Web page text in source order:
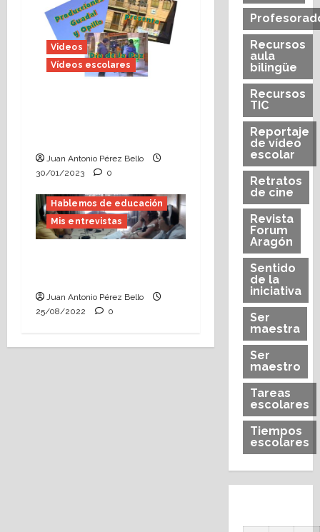
Videos
Vídeos escolares
Juan Antonio Pérez Bello
30/01/2023
0
Hablemos de educación
Mis entrevistas
Juan Antonio Pérez Bello
25/08/2022
0
Recursos
aula
bilingüe
Recursos
TIC
Reportaje
de vídeo
escolar
Retratos
de cine
Revista
Forum
Aragón
Sentido
de la
iniciativa
Ser
maestra
Ser
maestro
Tareas
escolares
Tiempos
escolares